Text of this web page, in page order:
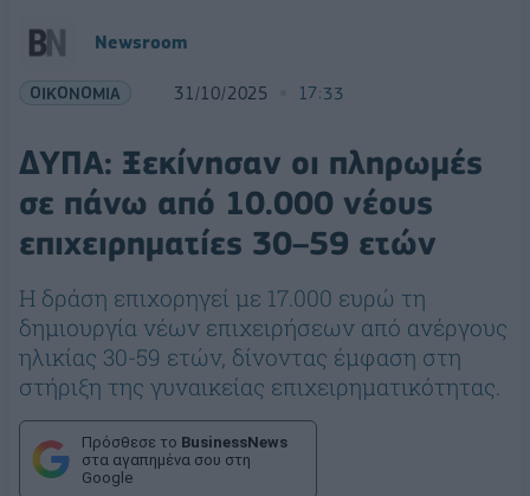
Newsroom
ΟΙΚΟΝΟΜΙΑ 31/10/2025 17:33
ΔΥΠΑ: Ξεκίνησαν οι πληρωμές
σε πάνω από 10.000 νέους
επιχειρηματίες 30–59 ετών
Η δράση επιχορηγεί με 17.000 ευρώ τη
δημιουργία νέων επιχειρήσεων από ανέργους
ηλικίας 30-59 ετών, δίνοντας έμφαση στη
στήριξη της γυναικείας επιχειρηματικότητας.
Πρόσθεσε το BusinessNews
στα αγαπημένα σου στη
Google